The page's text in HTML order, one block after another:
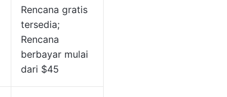
Rencana gratis
tersedia;
Rencana
berbayar mulai
dari $45